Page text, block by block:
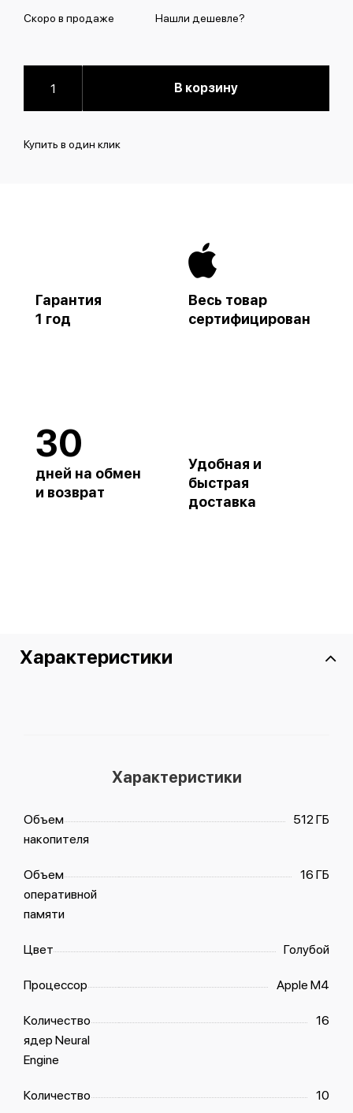
Скоро в продаже Нашли дешевле?
В корзину
Купить в один клик
Гарантия
1 год
Весь товар
сертифицирован
30
дней на обмен
и возврат
Удобная и
быстрая
доставка
Характеристики
Характеристики
Объем
накопителя
512 ГБ
Объем
оперативной
памяти
16 ГБ
Цвет Голубой
Процессор Apple M4
Количество
ядер Neural
Engine
16
Количество
10